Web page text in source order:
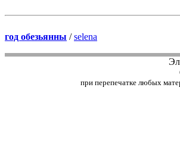
год обезьянны /selena
при перепечатке любых